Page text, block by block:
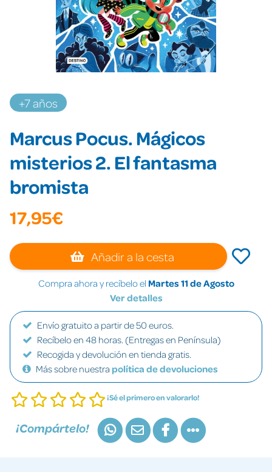
+7 años
Marcus Pocus. Mágicos
misterios 2. El fantasma
bromista
17,95€
Añadir a la cesta
Compra ahora y recíbelo el Martes 11 de Agosto
Ver detalles
Envío gratuito a partir de 50 euros.
Recíbelo en 48 horas. (Entregas en Península)
Recogida y devolución en tienda gratis.
Más sobre nuestra política de devoluciones
¡Sé el primero en valorarlo!
¡Compártelo!